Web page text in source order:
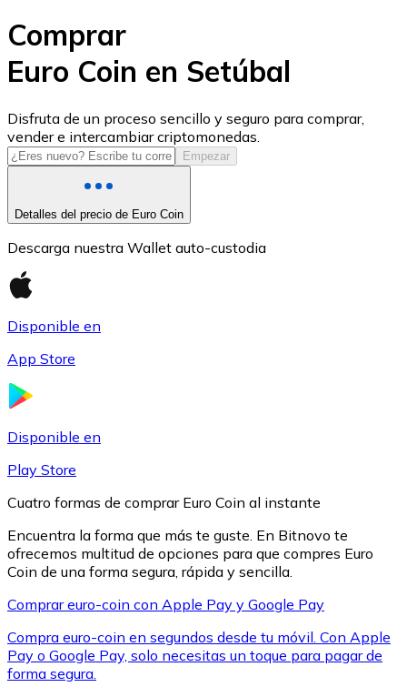
USD Coin
USDC
XRP
XRP
Comprar
Euro Coin en Setúbal
Disfruta de un proceso sencillo y seguro para comprar,
vender e intercambiar criptomonedas.
Empezar
Detalles del precio de Euro Coin
Descarga nuestra Wallet auto-custodia
Disponible en
App Store
Disponible en
Play Store
Cuatro formas de comprar Euro Coin al instante
Encuentra la forma que más te guste. En Bitnovo te
ofrecemos multitud de opciones para que compres Euro
Coin de una forma segura, rápida y sencilla.
Comprar euro-coin con Apple Pay y Google Pay
Compra euro-coin en segundos desde tu móvil. Con Apple
Pay o Google Pay, solo necesitas un toque para pagar de
forma segura.